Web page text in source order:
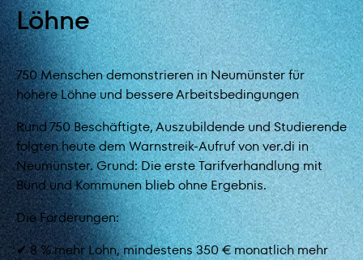
Löhne
750 Menschen demonstrieren in Neumünster für
höhere Löhne und bessere Arbeitsbedingungen
Rund 750 Beschäftigte, Auszubildende und Studierende
folgten heute dem Warnstreik-Aufruf von ver.di in
Neumünster. Grund: Die erste Tarifverhandlung mit
Bund und Kommunen blieb ohne Ergebnis.
Die Forderungen:
✔ 8 % mehr Lohn, mindestens 350 € monatlich mehr